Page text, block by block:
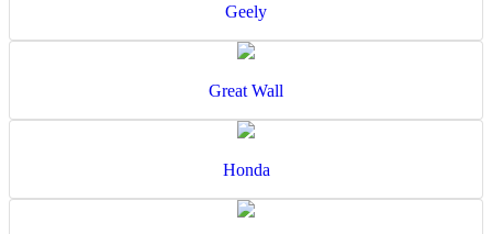
Geely
Great Wall
Honda